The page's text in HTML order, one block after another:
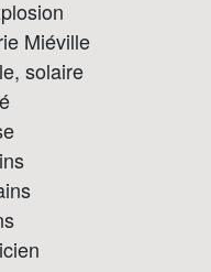
Miéville
solaire